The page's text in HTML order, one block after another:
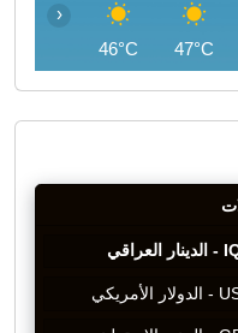
47°C
46°C
‹